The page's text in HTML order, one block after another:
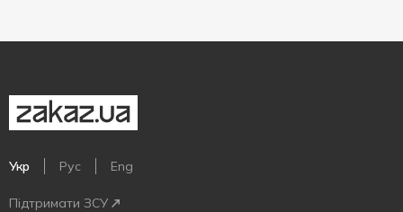
Укр Рус Eng
Підтримати ЗСУ